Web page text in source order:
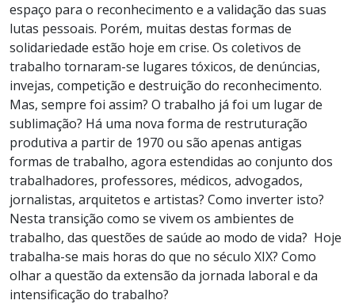
espaço para o reconhecimento e a validação das suas
lutas pessoais. Porém, muitas destas formas de
solidariedade estão hoje em crise. Os coletivos de
trabalho tornaram-se lugares tóxicos, de denúncias,
invejas, competição e destruição do reconhecimento.
Mas, sempre foi assim? O trabalho já foi um lugar de
sublimação? Há uma nova forma de restruturação
produtiva a partir de 1970 ou são apenas antigas
formas de trabalho, agora estendidas ao conjunto dos
trabalhadores, professores, médicos, advogados,
jornalistas, arquitetos e artistas? Como inverter isto?
Nesta transição como se vivem os ambientes de
trabalho, das questões de saúde ao modo de vida? Hoje
trabalha-se mais horas do que no século XIX? Como
olhar a questão da extensão da jornada laboral e da
intensificação do trabalho?